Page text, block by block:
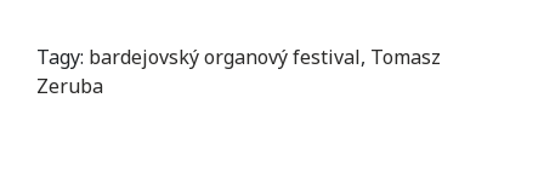
Tagy: bardejovský organový festival, Tomasz
Zeruba